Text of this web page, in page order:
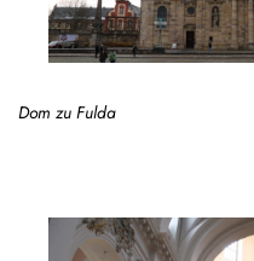
Dom zu Fulda